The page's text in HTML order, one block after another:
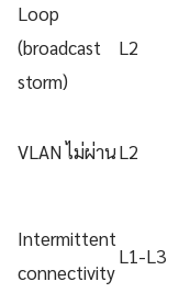
Loop
(broadcast
storm)
L2
VLAN ไม่ผ่านL2
Intermittent
connectivity
L1-L3